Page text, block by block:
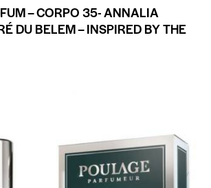
– CORPO 35- ANNALIA
DU BELEM – INSPIRED BY THE